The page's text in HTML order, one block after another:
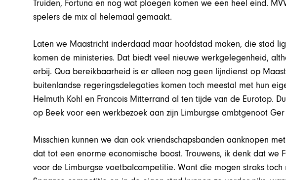
Truiden, Fortuna en nog wat ploegen komen we een heel eind.
spelers de mix al helemaal gemaakt.
Laten we Maastricht inderdaad maar hoofdstad maken, die stad
komen de ministeries. Dat biedt veel nieuwe werkgelegenheid,
erbij. Qua bereikbaarheid is er alleen nog geen lijndienst op
buitenlandse regeringsdelegaties komen toch meestal met hun
Helmuth Kohl en Francois Mitterrand al ten tijde van de Eurotop.
op Beek voor een werkbezoek aan zijn Limburgse ambtgenoot Ger
Misschien kunnen we dan ook vriendschapsbanden aanknopen
dat tot een enorme economische boost. Trouwens, ik denk dat we
voor de Limburgse voetbalcompetitie. Want die mogen straks